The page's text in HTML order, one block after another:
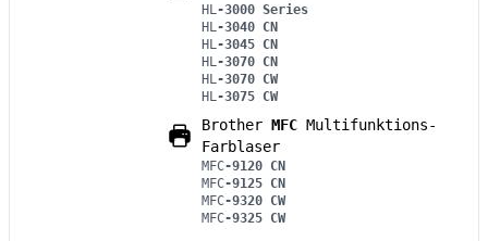
HL -3000 Series
HL -3040 CN
HL -3045 CN
HL -3070 CN
HL -3070 CW
HL -3075 CW
Brother MFC Multifunktions-
Farblaser
MFC-9120 CN
MFC-9125 CN
MFC-9320 CW
MFC-9325 CW